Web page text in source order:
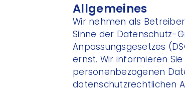
Allgemeines
Wir nehmen als
Sinne der Datenschutz-
Anpassungsgesetzes
ernst. Wir informieren
personenbezogenen
datenschutzrechtlichen